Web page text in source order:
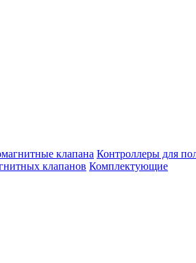
клапана Контроллеры для
клапанов Комплектующие